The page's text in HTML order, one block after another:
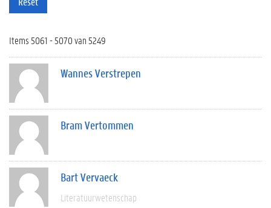
Items 5061 - 5070 van 5249
Wannes Verstrepen
Bram Vertommen
Bart Vervaeck
Literatuurwetenschap